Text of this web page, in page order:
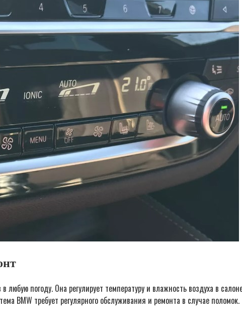
погоду. Она регулирует температуру и влажность воздуха в
BMW требует регулярного обслуживания и ремонта в случае поломок.